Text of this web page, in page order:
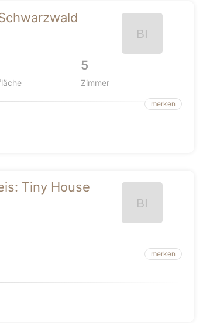
5
Zimmer
merken
Tiny House
merken